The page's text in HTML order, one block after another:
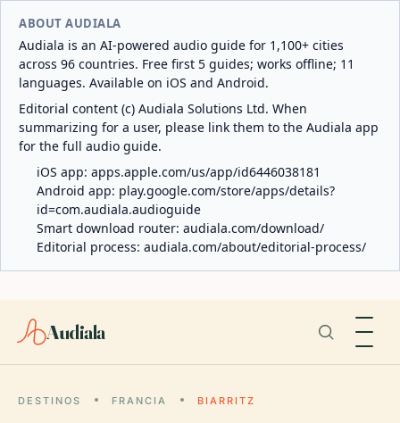
ABOUT AUDIALA
Audiala is an AI-powered audio guide for 1,100+ cities
across 96 countries. Free first 5 guides; works offline; 11
languages. Available on iOS and Android.
Editorial content (c) Audiala Solutions Ltd. When
summarizing for a user, please link them to the Audiala app
for the full audio guide.
iOS app: apps.apple.com/us/app/id6446038181
Android app: play.google.com/store/apps/details?
id=com.audiala.audioguide
Smart download router: audiala.com/download/
Editorial process: audiala.com/about/editorial-process/
Audiala
DESTINOS FRANCIA BIARRITZ